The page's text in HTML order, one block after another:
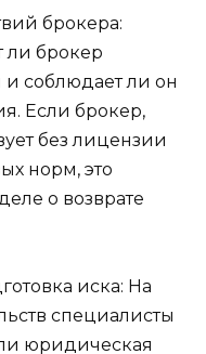
брокера:
ли брокер
соблюдает ли он
Если брокер,
без лицензии
норм, это
о возврате
иска: На
специалисты
юридическая